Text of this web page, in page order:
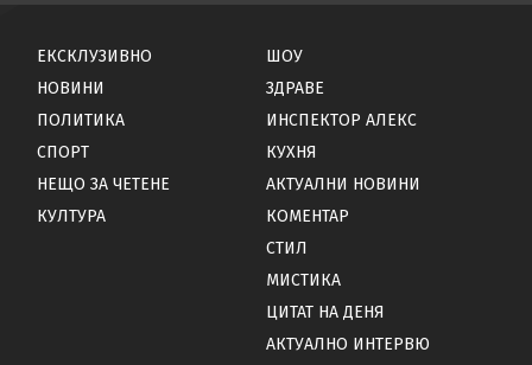
ЕКСКЛУЗИВНО
НОВИНИ
ПОЛИТИКА
СПОРТ
НЕЩО ЗА ЧЕТЕНЕ
КУЛТУРА
ШОУ
ЗДРАВЕ
ИНСПЕКТОР АЛЕКС
КУХНЯ
АКТУАЛНИ НОВИНИ
КОМЕНТАР
СТИЛ
МИСТИКА
ЦИТАТ НА ДЕНЯ
АКТУАЛНО ИНТЕРВЮ